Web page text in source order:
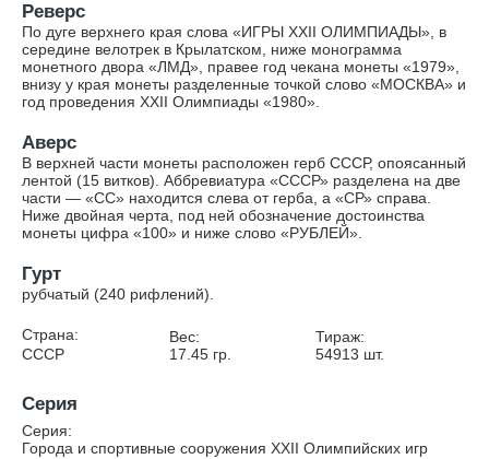
Реверс
По дуге верхнего края слова «ИГРЫ XXII ОЛИМПИАДЫ», в
середине велотрек в Крылатском, ниже монограмма
монетного двора «ЛМД», правее год чекана монеты «1979»,
внизу у края монеты разделенные точкой слово «МОСКВА» и
год проведения XXII Олимпиады «1980».
Аверс
В верхней части монеты расположен герб СССР, опоясанный
лентой (15 витков). Аббревиатура «СССР» разделена на две
части — «СС» находится слева от герба, а «СР» справа.
Ниже двойная черта, под ней обозначение достоинства
монеты цифра «100» и ниже слово «РУБЛЕЙ».
Гурт
рубчатый (240 рифлений).
Страна:
СССР
Вес:
17.45гр.
Тираж:
54913 шт.
Серия
Серия:
Города и спортивные сооружения XXII Олимпийских игр